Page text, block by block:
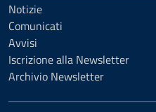
Notizie
Comunicati
Avvisi
Iscrizione alla Newsletter
Archivio Newsletter